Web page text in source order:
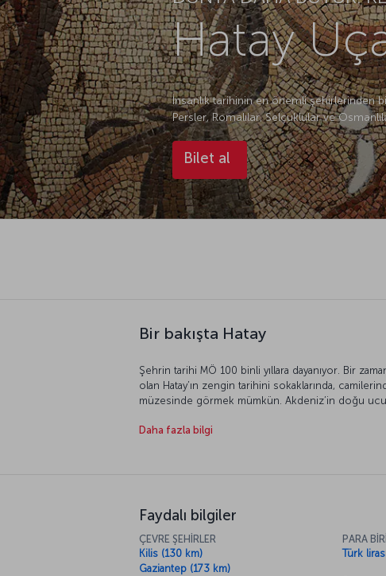
Hatay
İnsanlık tarihinin en önemli şehirlerinden
Persler, Romalılar, Selçuklular ve
Bilet al
Bir bakışta Hatay
Şehrin tarihi MÖ 100 binli yıllara dayanıyor. Bir
olan Hatay’ın zengin tarihini sokaklarında,
müzesinde görmek mümkün. Akdeniz’in doğu
uçağımız kalkmak üzere.
Daha fazla bilgi
Faydalı bilgiler
ÇEVRE ŞEHİRLER
Kilis (130 km)
Gaziantep (173 km)
PARA
Türk